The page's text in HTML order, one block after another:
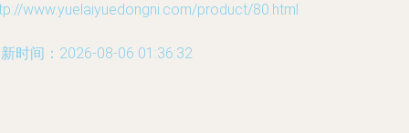
www.yuelaiyuedongni.com/product/80.html
时间：2026-08-06 01:36:32